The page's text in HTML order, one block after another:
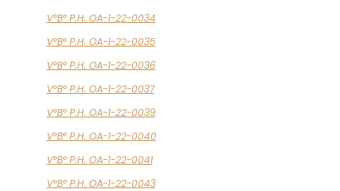
V°B° P.H. OA-1-22-0034
V°B° P.H. OA-1-22-0035
V°B° P.H. OA-1-22-0036
V°B° P.H. OA-1-22-0037
V°B° P.H. OA-1-22-0039
V°B° P.H. OA-1-22-0040
V°B° P.H. OA-1-22-0041
V°B° P.H. OA-1-22-0043